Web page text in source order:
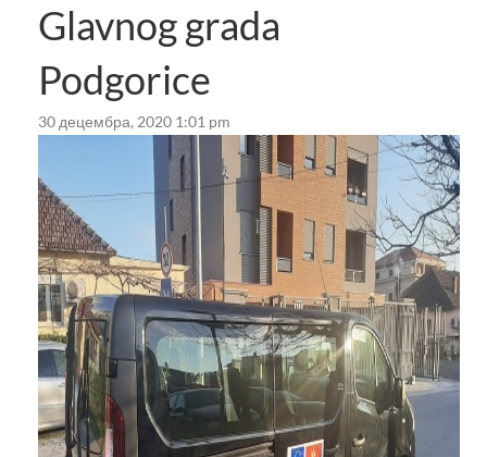
Glavnog grada
Podgorice
30 децембра, 2020 1:01 pm